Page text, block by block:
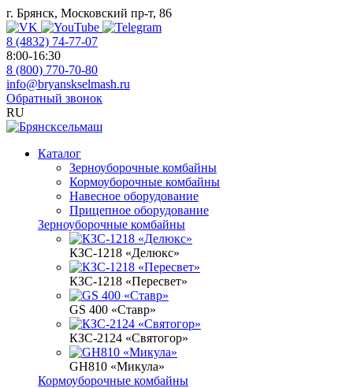
г. Брянск, Московский пр-т, 86
8 (4832) 74-77-07
8:00-16:30
8 (800) 770-70-80
info@bryanskselmash.ru
Обратный звонок
RU
Каталог
Зерноуборочные комбайны
Кормоуборочные комбайны
Навесное оборудование
Прицепное оборудование
Зерноуборочные комбайны
КЗС-1218 «Делюкс»
КЗС-1218 «Пересвет»
GS 400 «Ставр»
КЗС-2124 «Святогор»
GH810 «Микула»
Кормоуборочные комбайны